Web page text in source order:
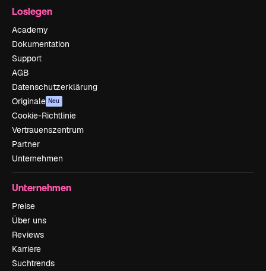
Loslegen
Academy
Dokumentation
Support
AGB
Datenschutzerklärung
Originale Neu
Cookie-Richtlinie
Vertrauenszentrum
Partner
Unternehmen
Unternehmen
Preise
Über uns
Reviews
Karriere
Suchtrends